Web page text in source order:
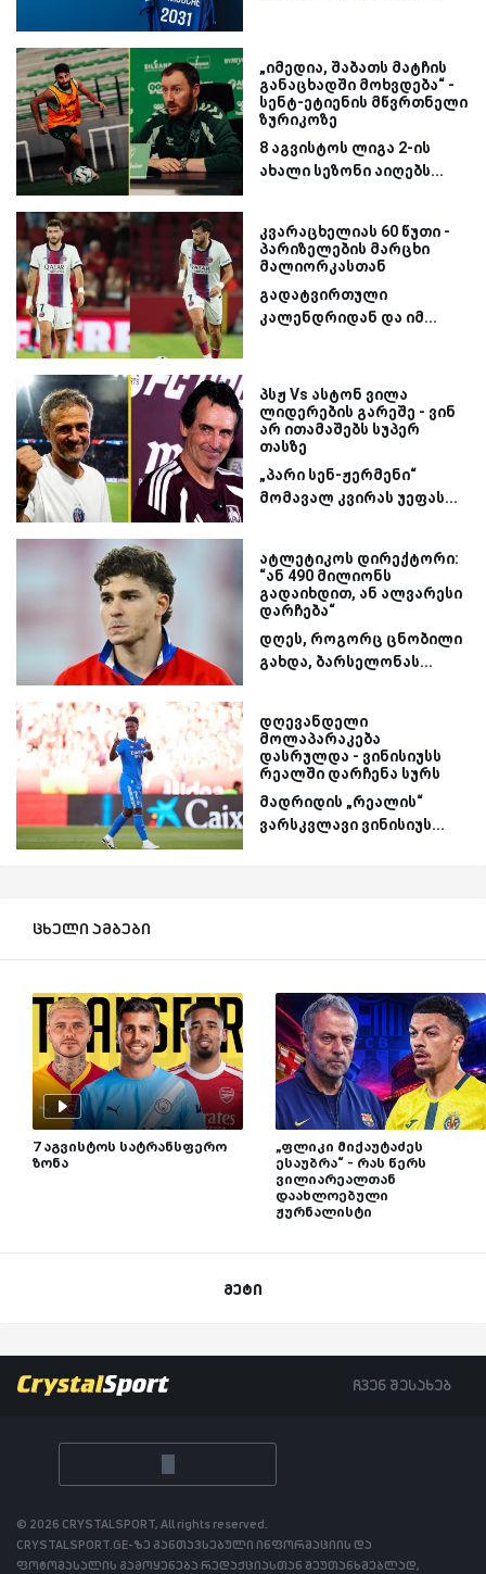
„იმედია, შაბათს მატჩის
განაცხადში მოხვდება“ -
სენტ-ეტიენის მწვრთნელი
ზურიკოზე
8 აგვისტოს ლიგა 2-ის
ახალი სეზონი აიღებს...
კვარაცხელიას 60 წუთი -
პარიზელების მარცხი
მალიორკასთან
გადატვირთული
კალენდრიდან და იმ...
პსჟ Vs ასტონ ვილა
ლიდერების გარეშე - ვინ
არ ითამაშებს სუპერ
თასზე
„პარი სენ-ჟერმენი“
მომავალ კვირას უეფას...
ატლეტიკოს დირექტორი:
“ან 490 მილიონს
გადაიხდით, ან ალვარესი
დარჩება“
დღეს, როგორც ცნობილი
გახდა, ბარსელონას...
დღევანდელი
მოლაპარაკება
დასრულდა - ვინისიუსს
რეალში დარჩენა სურს
მადრიდის „რეალის“
ვარსკვლავი ვინისიუს...
ცხელი ამბები
7 აგვისტოს სატრანსფერო
ზონა
„ფლიკი მიქაუტაძეს
ესაუბრა“ - რას წერს
ვილიარეალთან
დაახლოებული
ჟურნალისტი
მეტი
ჩვენ შესახებ
© 2026 CRYSTALSPORT, All rights reserved.
CRYSTALSPORT.GE-ზე განთავსებული ინფორმაციის და
ფოტომასალის გამოყენება რედაქციასთან შეუთანხმებლად,